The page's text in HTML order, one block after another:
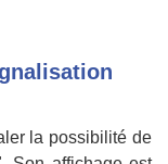
la possibilité de